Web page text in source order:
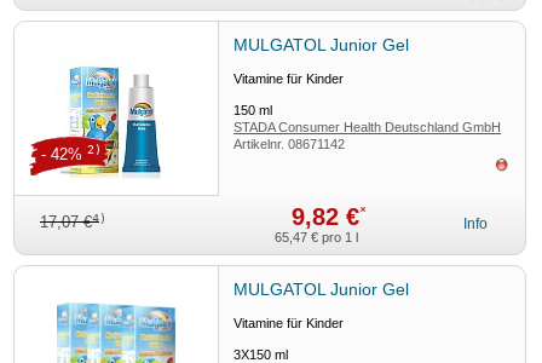
MULGATOL Junior Gel
Vitamine für Kinder
150ml
STADA Consumer Health Deutschland GmbH
Artikelnr.08671142
17,07 €4) 9,82 €*
- 42% 2)
65,47 € pro 1 l
Info
MULGATOL Junior Gel
Vitamine für Kinder
3X150ml